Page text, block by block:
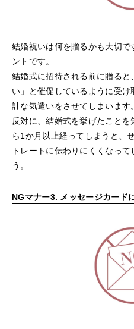
結婚祝いは何を贈るかも大切
ントです。
結婚式に招待される前に贈ると
い」と催促しているように受
計な気遣いをさせてしまいます。
反対に、結婚式を挙げたこと
ら1か月以上経ってしまうと、
トレートに伝わりにくくなっ
う。
NGマナー3. メッセージカード